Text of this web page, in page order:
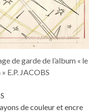
de garde de l’album « le
E.P. JACOBS
de couleur et encre